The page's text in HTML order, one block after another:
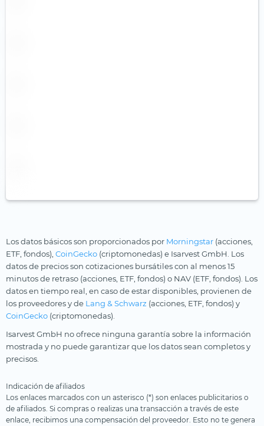
Los datos básicos son proporcionados por Morningstar (acciones,
ETF, fondos), CoinGecko (criptomonedas) e Isarvest GmbH. Los
datos de precios son cotizaciones bursátiles con al menos 15
minutos de retraso (acciones, ETF, fondos) o NAV (ETF, fondos). Los
datos en tiempo real, en caso de estar disponibles, provienen de
los proveedores y de Lang & Schwarz (acciones, ETF, fondos) y
CoinGecko (criptomonedas).
Isarvest GmbH no ofrece ninguna garantía sobre la información
mostrada y no puede garantizar que los datos sean completos y
precisos.
Indicación de afiliados
Los enlaces marcados con un asterisco (*) son enlaces publicitarios o
de afiliados. Si compras o realizas una transacción a través de este
enlace, recibimos una compensación del proveedor. Esto no te genera